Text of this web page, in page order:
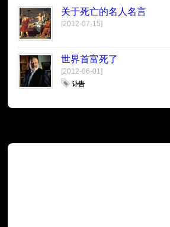
关于死亡的名人名言
[2012-07-15]
世界首富死了
[2012-06-01]
讣告